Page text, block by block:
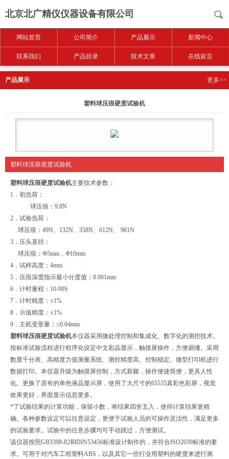
北京北广精仪仪器设备有限公司
网站首页 公司简介 产品展示 新闻中心
联系我们 产品目录 技术文章 在线留言
产品展示 更多>>
塑料球压痕硬度试验机
塑料球压痕硬度试验机
塑料球压痕硬度试验机主要技术参数：
1．初负荷：
球压痕：9.8N
2．试验负荷：
球压痕：49N、132N、358N、612N、 961N
3．压头直径：
球压痕：Ф5mm，Ф10mm
4．试样高度：4mm
5．压痕深度指示最小分度值：0.001mm
6．计时量程：10-90S
7．计时精度：±1%
8．示值精度：±1%
9．主机变形量：≤0.04mm
塑料球压痕硬度试验机本仪器采用微处理控制和集成化、数字化的测控技术。
按标准试验流程进行程序化设定中文彩晶显示，触摸屏操作，方便易懂。采用
数显千分表、高精度力值测量系统、测控精度高、控制稳定。微型打印机进行
数据打印。本仪器升级为触摸屏控制，方式新颖，操作便捷简便，更具人性
化。更换了原有的单色液晶显示屏，使用了大尺寸的65535真彩色彩屏，视觉
效果更好，界面显示信息更多。
*了试验结果的计算功能，保留小数，将结果四舍五入，使得计算结果更精
确。各种参数设定可以任意设定，更便于试验人员的可操作灵活性，满足更多
的试验要求。试验中的任意步骤均可手动跳过，方便测试。
该仪器按照GB3398-82和DIN53456标准设计制作的，并符合ISO2039标准的要
求。可用于对汽车工程塑料ABS，以及其它一些行业用塑料的硬度来进行测